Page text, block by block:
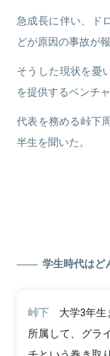
急成長に伴い、ド
どが原因の事故が
そうした現状を憂
を提供するベンチ
代表を務める峠下
半生を聞いた。
学生時代はど
峠下
大学3年
所属して、グラ